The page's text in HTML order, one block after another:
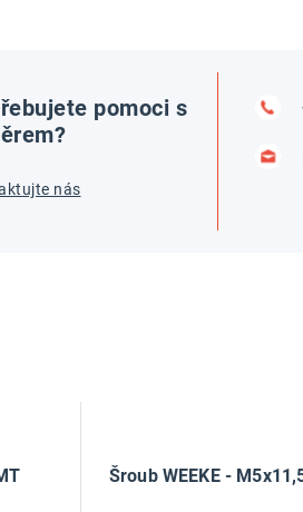
pomoci s
nás
Šroub WEEKE -